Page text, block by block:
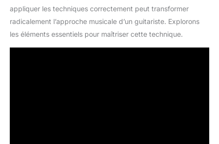
appliquer les techniques correctement peut transformer
radicalement l’approche musicale d’un guitariste. Explorons
les éléments essentiels pour maîtriser cette technique.